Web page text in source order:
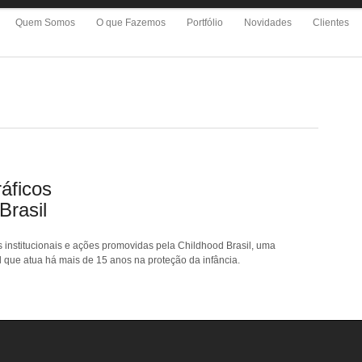
Quem Somos O que Fazemos Portfólio Novidades Clientes
institucionais e ações promovidas pela Childhood Brasil, uma
atua há mais de 15 anos na proteção da infância.